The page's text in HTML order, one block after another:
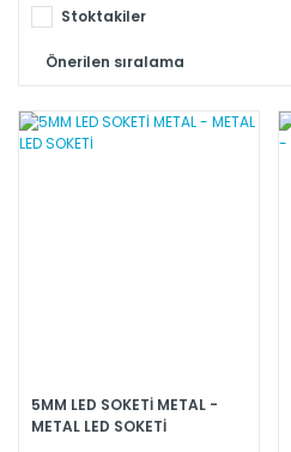
Stoktakiler
5MM LED SOKETİ METAL -
METAL LED SOKETİ